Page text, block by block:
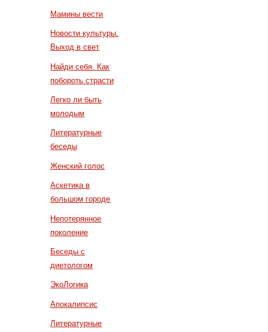
Мамины вести
Новости культуры.
Выход в свет
Найди себя. Как
побороть страсти
Легко ли быть
молодым
Литературные
беседы
Женский голос
Аскетика в
большом городе
Непотерянное
поколение
Беседы с
диетологом
ЭкоЛогика
Апокалипсис
Литературные